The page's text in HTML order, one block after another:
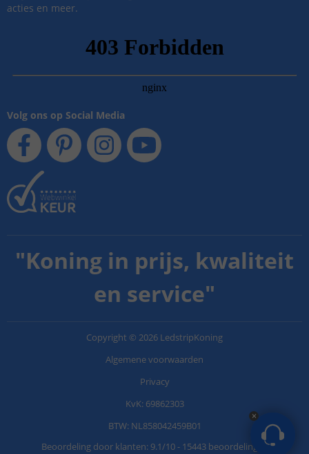
acties en meer.
Volg ons op Social Media
"Koning in prijs, kwaliteit
en service"
Copyright © 2026 LedstripKoning
Algemene voorwaarden
Privacy
KvK: 69862303
BTW: NL858042459B01
Beoordeling door klanten: 9.1/10- 15443 beoordelingen